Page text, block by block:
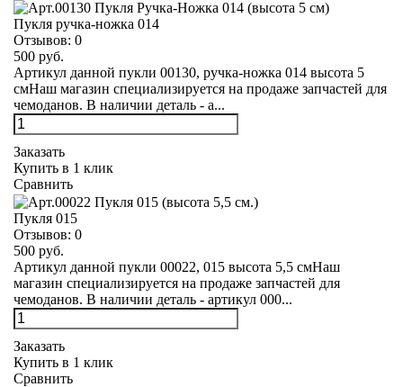
Пукля ручка-ножка 014
Отзывов: 0
500 руб.
Артикул данной пукли 00130, ручка-ножка 014 высота 5
смНаш магазин специализируется на продаже запчастей для
чемоданов. В наличии деталь - а...
Заказать
Купить в 1 клик
Сравнить
Пукля 015
Отзывов: 0
500 руб.
Артикул данной пукли 00022, 015 высота 5,5 смНаш
магазин специализируется на продаже запчастей для
чемоданов. В наличии деталь - артикул 000...
Заказать
Купить в 1 клик
Сравнить